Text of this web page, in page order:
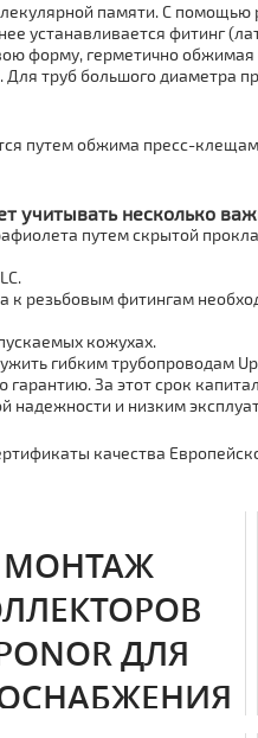
памяти. С
устанавливается фитинг
форму, герметично
Для тpуб большого
путем обжима пресс-
учитывать несколько
путем скрытой
к резьбовым фитингам
кожухах.
гибким тpубопроводам
За этот срок
надежности и низким
качества
МОНТАЖ
ДЛЯ